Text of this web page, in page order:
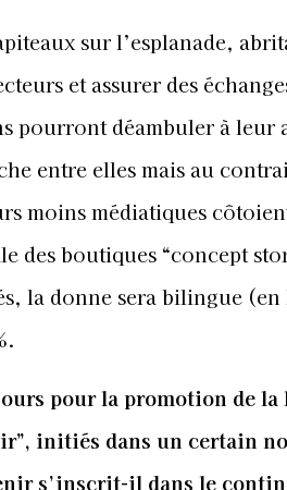
sur l’esplanade,
et assurer des
pourront déambuler à leur
entre elles mais au
moins médiatiques
des boutiques “concept
la donne sera bilingue
pour la promotion de la
initiés dans un certain
s’inscrit-il dans le